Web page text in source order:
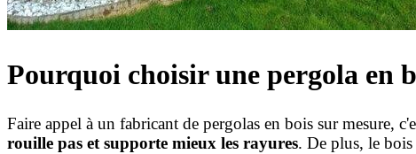
Pourquoi choisir une pergola en
Faire appel à un fabricant de pergolas en bois sur mesure,
rouille pas et supporte mieux les rayures. De plus, le